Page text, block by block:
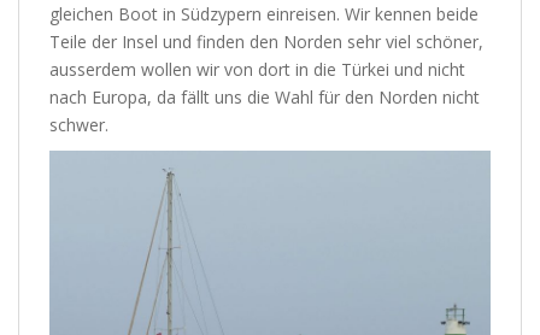
gleichen Boot in Südzypern einreisen. Wir kennen beide
Teile der Insel und finden den Norden sehr viel schöner,
ausserdem wollen wir von dort in die Türkei und nicht
nach Europa, da fällt uns die Wahl für den Norden nicht
schwer.